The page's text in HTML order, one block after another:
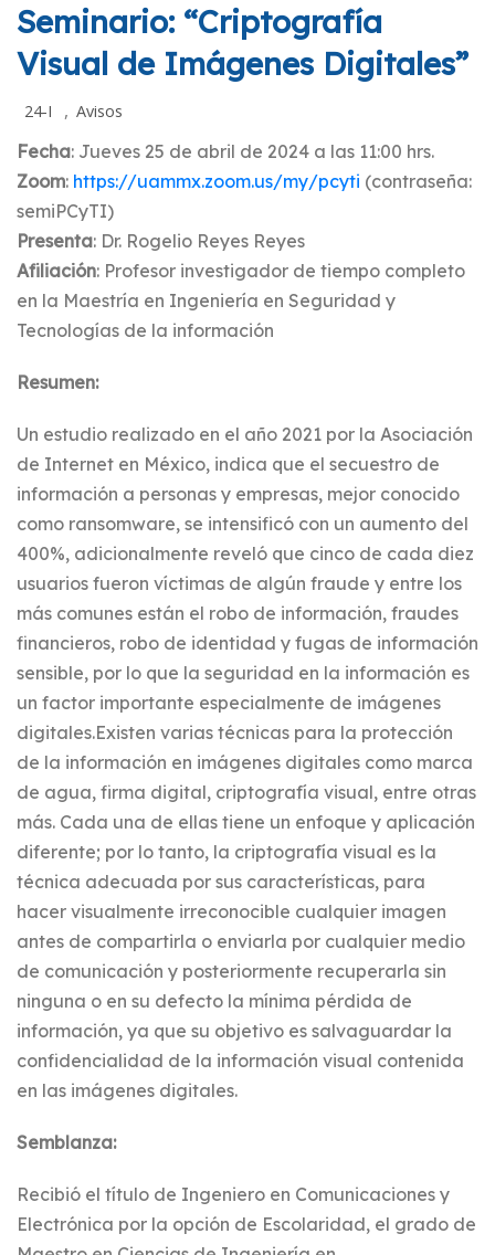
Seminario: “Criptografía
Visual de Imágenes Digitales”
24-I , Avisos
Fecha: Jueves 25 de abril de 2024 a las 11:00 hrs.
Zoom: https://uammx.zoom.us/my/pcyti (contraseña:
semiPCyTI)
Presenta: Dr. Rogelio Reyes Reyes
Afiliación: Profesor investigador de tiempo completo
en la Maestría en Ingeniería en Seguridad y
Tecnologías de la información
Resumen:
Un estudio realizado en el año 2021 por la Asociación
de Internet en México, indica que el secuestro de
información a personas y empresas, mejor conocido
como ransomware, se intensificó con un aumento del
400%, adicionalmente reveló que cinco de cada diez
usuarios fueron víctimas de algún fraude y entre los
más comunes están el robo de información, fraudes
financieros, robo de identidad y fugas de información
sensible, por lo que la seguridad en la información es
un factor importante especialmente de imágenes
digitales.Existen varias técnicas para la protección
de la información en imágenes digitales como marca
de agua, firma digital, criptografía visual, entre otras
más. Cada una de ellas tiene un enfoque y aplicación
diferente; por lo tanto, la criptografía visual es la
técnica adecuada por sus características, para
hacer visualmente irreconocible cualquier imagen
antes de compartirla o enviarla por cualquier medio
de comunicación y posteriormente recuperarla sin
ninguna o en su defecto la mínima pérdida de
información, ya que su objetivo es salvaguardar la
confidencialidad de la información visual contenida
en las imágenes digitales.
Semblanza:
Recibió el título de Ingeniero en Comunicaciones y
Electrónica por la opción de Escolaridad, el grado de